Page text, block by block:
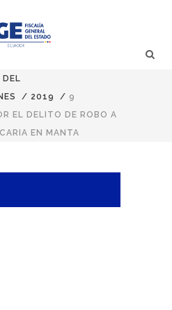
DEL
/ 2019 / 9
EL DELITO DE ROBO A
EN MANTA